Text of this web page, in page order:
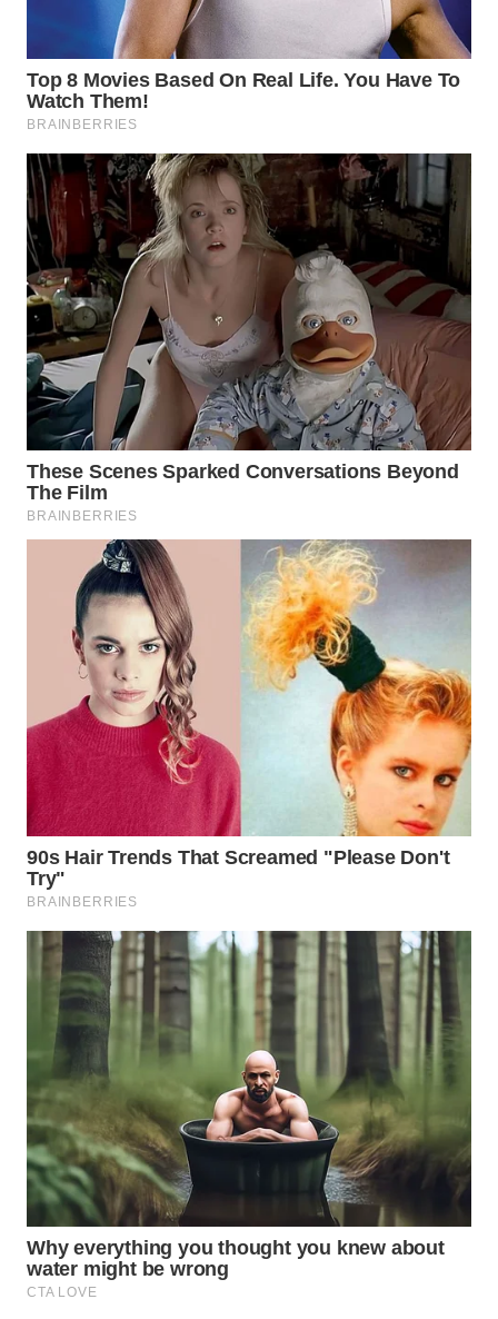
LANGKAT
WN
TAPANULI
SELATAN
WN
TANJUNG
LESUNG
WN
KARO
WN
SIMALUNGUN
WN
LABUHANBATU
WN
TAPANULI
TENGAH
WN DELI
SERDANG
WN
TEBING
TINGGI
WN
PAKPAK
WN
KARAWANG
BEKASI
WN
BOGOR
WN
DEPOK
WN